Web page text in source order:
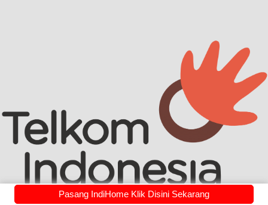
PT.Telekomunikasi Indonesia Tbk
Pasang IndiHome Klik Disini Sekarang